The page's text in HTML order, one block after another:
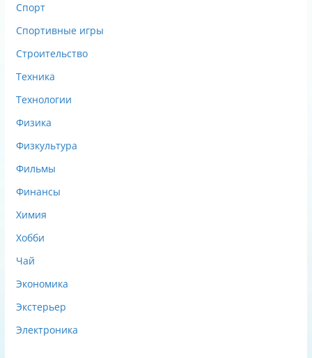
Спорт
Спортивные игры
Строительство
Техника
Технологии
Физика
Физкультура
Фильмы
Финансы
Химия
Хобби
Чай
Экономика
Экстерьер
Электроника